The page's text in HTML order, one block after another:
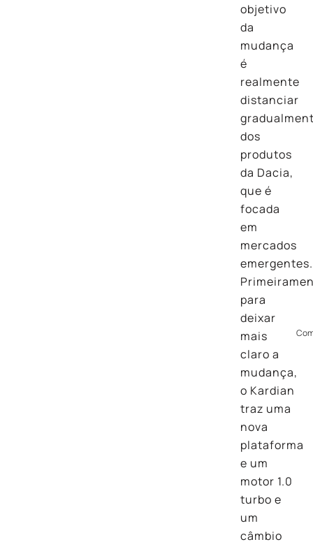
objetivo
da
mudança
é
realmente
distanciar
dos
produtos
da Dacia,
que é
focada
em
mercados
emergentes.
para
deixar
mais
claro a
mudança,
o Kardian
traz uma
nova
plataforma
e um
motor 1.0
turbo e
um
câmbio